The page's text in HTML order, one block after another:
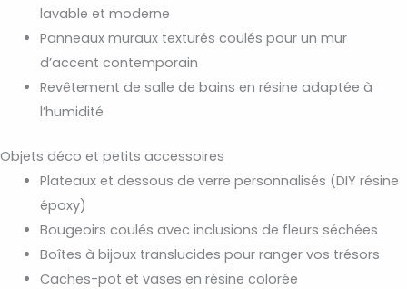
lavable et moderne
Panneaux muraux texturés coulés pour un mur
d’accent contemporain
Revêtement de salle de bains en résine adaptée à
l’humidité
Objets déco et petits accessoires
Plateaux et dessous de verre personnalisés (DIY résine
époxy)
Bougeoirs coulés avec inclusions de fleurs séchées
Boîtes à bijoux translucides pour ranger vos trésors
Caches-pot et vases en résine colorée